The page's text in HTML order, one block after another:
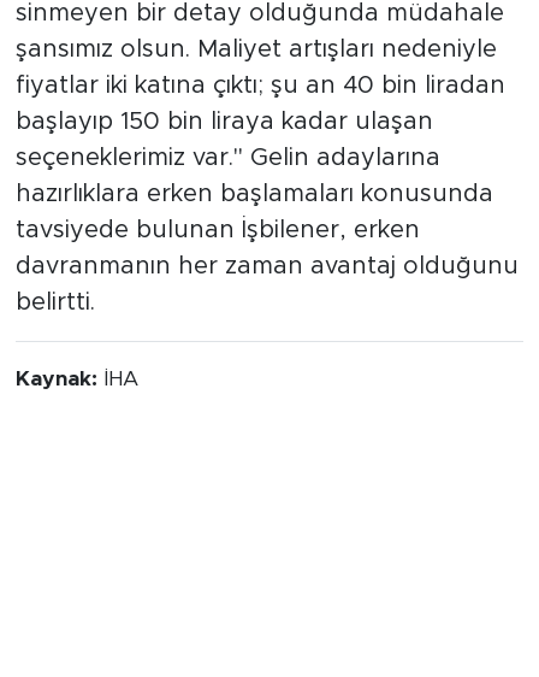
sinmeyen bir detay olduğunda müdahale
şansımız olsun. Maliyet artışları nedeniyle
fiyatlar iki katına çıktı; şu an 40 bin liradan
başlayıp 150 bin liraya kadar ulaşan
seçeneklerimiz var." Gelin adaylarına
hazırlıklara erken başlamaları konusunda
tavsiyede bulunan İşbilener, erken
davranmanın her zaman avantaj olduğunu
belirtti.
Kaynak: İHA